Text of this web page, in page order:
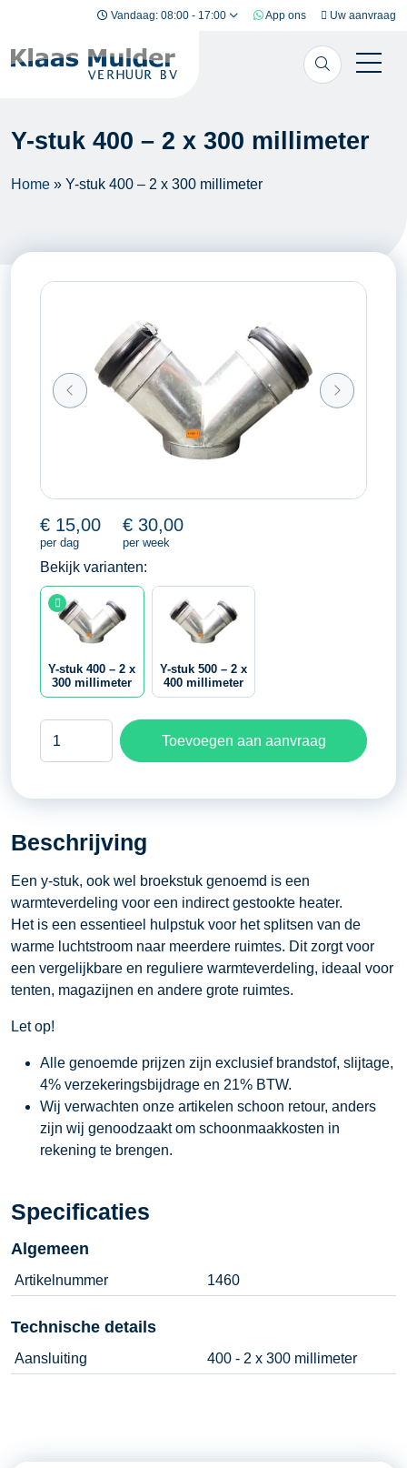
Ga naar inhoud Vandaag: 08:00 - 17:00 App ons Uw aanvraag
Y-stuk 400 – 2 x 300 millimeter
Home » Y-stuk 400 – 2 x 300 millimeter
€ 15,00
per dag
€ 30,00
per week
Bekijk varianten:
Y-stuk 400 – 2 x
300 millimeter
Y-stuk 500 – 2 x
400 millimeter
-
x
millimeter
aantal
Toevoegen aan aanvraag
Beschrijving
Een y-stuk, ook wel broekstuk genoemd is een
warmteverdeling voor een indirect gestookte heater.
Het is een essentieel hulpstuk voor het splitsen van de
warme luchtstroom naar meerdere ruimtes. Dit zorgt voor
een vergelijkbare en reguliere warmteverdeling, ideaal voor
tenten, magazijnen en andere grote ruimtes.
Let op!
Alle genoemde prijzen zijn exclusief brandstof, slijtage,
4% verzekeringsbijdrage en 21% BTW.
Wij verwachten onze artikelen schoon retour, anders
zijn wij genoodzaakt om schoonmaakkosten in
rekening te brengen.
Specificaties
Algemeen
Artikelnummer 1460
Technische details
Aansluiting 400 - 2 x 300 millimeter